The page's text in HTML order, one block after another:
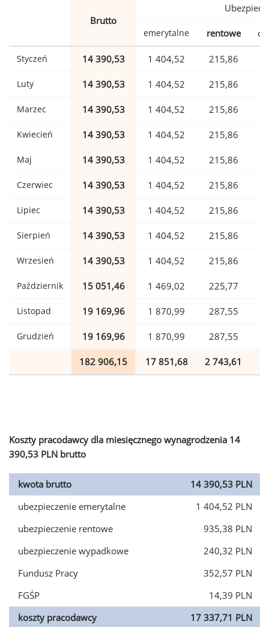
Brutto
emerytalne rentowe
Styczeń 14 390,53 1 404,52 215,86
Luty 14 390,53 1 404,52 215,86
Marzec 14 390,53 1 404,52 215,86
Kwiecień 14 390,53 1 404,52 215,86
Maj 14 390,53 1 404,52 215,86
Czerwiec 14 390,53 1 404,52 215,86
Lipiec 14 390,53 1 404,52 215,86
Sierpień 14 390,53 1 404,52 215,86
Wrzesień 14 390,53 1 404,52 215,86
Październik 15 051,46 1 469,02 225,77
Listopad 19 169,96 1 870,99 287,55
Grudzień 19 169,96 1 870,99 287,55
182 906,15 17 851,68 2 743,61
Koszty pracodawcy dla miesięcznego wynagrodzenia 14
390,53 PLN brutto
kwota brutto
14 390,53 PLN
ubezpieczenie emerytalne
1 404,52 PLN
ubezpieczenie rentowe
935,38 PLN
ubezpieczenie wypadkowe
240,32 PLN
Fundusz Pracy
352,57 PLN
FGŚP
14,39 PLN
koszty pracodawcy
17 337,71 PLN